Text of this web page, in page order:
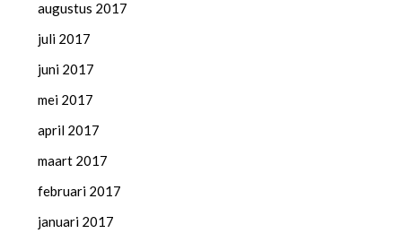
augustus 2017
juli 2017
juni 2017
mei 2017
april 2017
maart 2017
februari 2017
januari 2017